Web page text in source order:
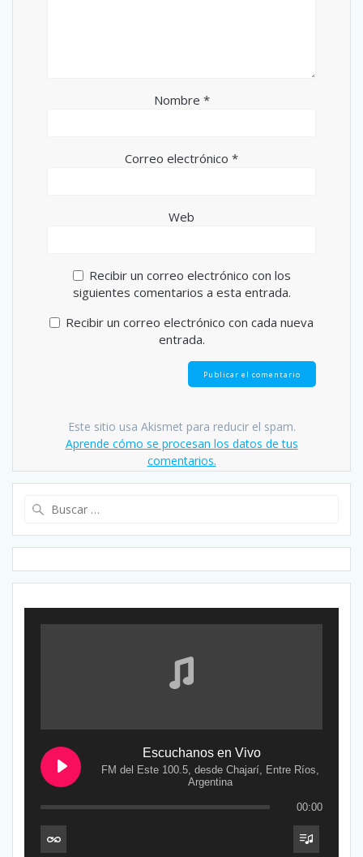
Nombre *
Correo electrónico *
Web
Recibir un correo electrónico con los
siguientes comentarios a esta entrada.
Recibir un correo electrónico con cada nueva
entrada.
Este sitio usa Akismet para reducir el spam.
Aprende cómo se procesan los datos de tus
comentarios.
Escuchanos en Vivo
FM del Este 100.5, desde Chajarí, Entre Ríos,
Argentina
00:00